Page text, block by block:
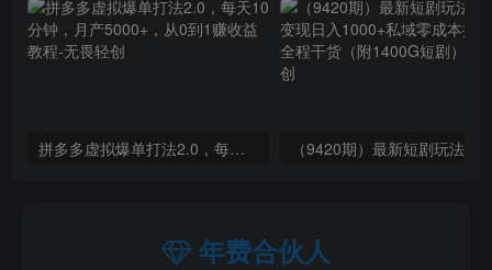
拼多多虚拟爆单打法2.0，每天10分钟，月产5000+，从0到1赚收益教程
年费合伙人